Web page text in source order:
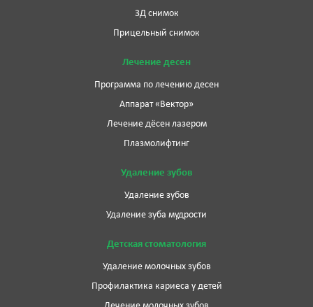
3Д снимок
Прицельный снимок
Лечение десен
Программа по лечению десен
Аппарат «Вектор»
Лечение дёсен лазером
Плазмолифтинг
Удаление зубов
Удаление зубов
Удаление зуба мудрости
Детская стоматология
Удаление молочных зубов
Профилактика кариеса у детей